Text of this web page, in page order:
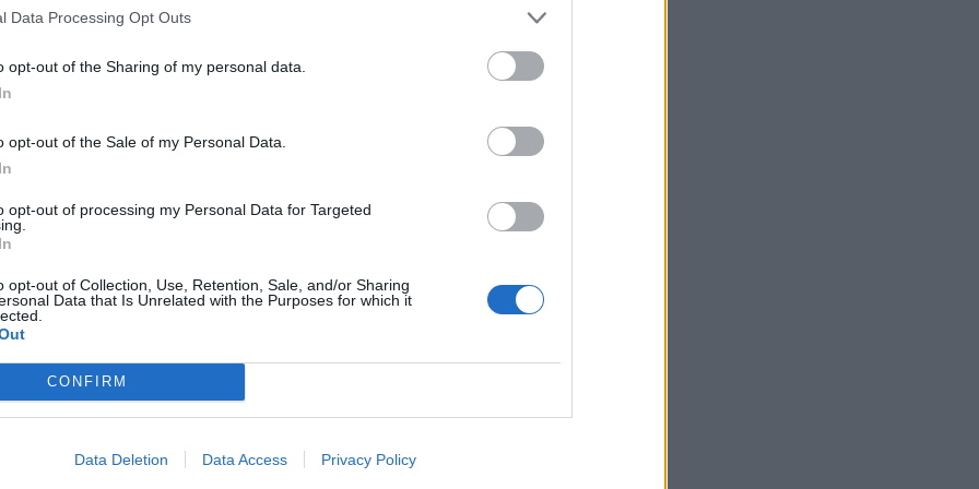
Data Processing Opt Outs
opt-out of the Sharing of my personal data.
opt-out of the Sale of my Personal Data.
opt-out of processing my Personal Data for Targeted
opt-out of Collection, Use, Retention, Sale, and/or Sharing
Data that Is Unrelated with the Purposes for which it
CONFIRM
Data Deletion Data Access Privacy Policy
εξαδέλφη της Παναγίας, μητέρας του
Ζεβεδαίοκαι γιους τονΙάκωβο
ευσέβεια, ήταν από τις γυναίκες που
στο ταμείο της αποστολικής
μητρική φιλοστοργία, που παρακάλεσε
φορά στην Ιερουσαλήμ, να τιμηθούν οι
την ιδέα, ότι ο Ιησούς στην Ιερουσαλήμ
η Σαλώμη, τις στιγμές του φρικτού
από φόβο είχαν διασκορπιστεί, αυτή,
εκεί και κτυπούσαν από λύπη τα στήθη
από τις μυροφόρες, στις όποιες ο
Ιησού.
στην Ιερουσαλήμ, η Σαλώμη